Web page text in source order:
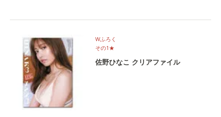
Wふろく
その1★
佐野ひなこ クリアファイル